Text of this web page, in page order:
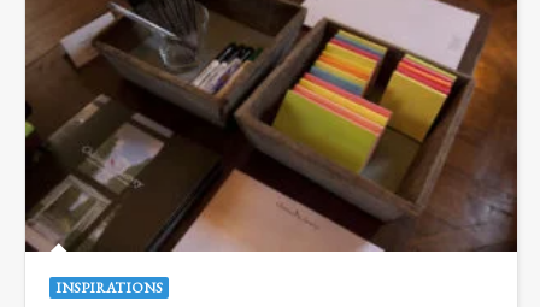
INSPIRATIONS